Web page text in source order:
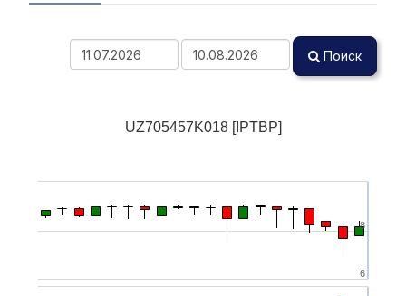
Поиск
UZ705457K018 [IPTBP]
6
8